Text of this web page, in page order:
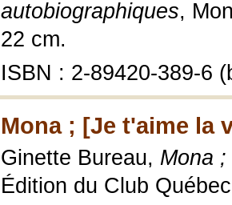
autobiographiques,
22 cm.
ISBN : 2-89420-389-6
Mona ; [Je t'aime la
Ginette Bureau, Mona
Édition du Club